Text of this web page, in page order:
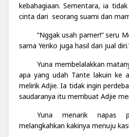
kebahagiaan. Sementara, ia
cinta dari seorang suami dan
“Nggak usah pamer!” seru
sama Yeriko juga hasil dari jual
Yuna membelalakkan
apa yang udah Tante lakuin ke
melirik Adjie. Ia tidak ingin
saudaranya itu membuat Adjie
Yuna menarik napas
melangkahkan kakinya menuju